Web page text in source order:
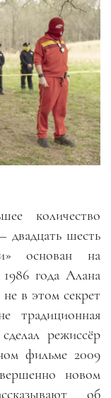
количество
двадцать шесть
основан на
года Алана
в этом секрет
традиционная
режиссёр
фильме 2009
новом
об